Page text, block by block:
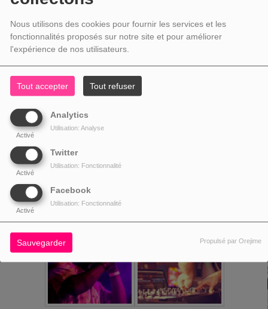
Nous utilisons des cookies pour fournir les services et les
fonctionnalités proposés sur notre site et pour améliorer
l'expérience de nos utilisateurs.
Tout accepter Tout refuser
Analytics
Activé
Utilisation: Analyse
Twitter
Activé
Utilisation: Fonctionnalité
Facebook
Activé
Utilisation: Fonctionnalité
Sauvegarder Propulsé par Orejime